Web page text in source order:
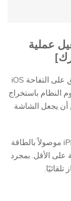
عملية
في بعض الأحيان، لا تكون مشكلة الايفون معلق على التفاحة iOS
النظام باستخراج
أن يجعل الشاشة
إذا كنت لا تزال ترى شريط التقدم، فابق iPhone موصولاً بالطاقة
لا تقاطعها لمدة 30-60 دقيقة على الأقل. بمجرد